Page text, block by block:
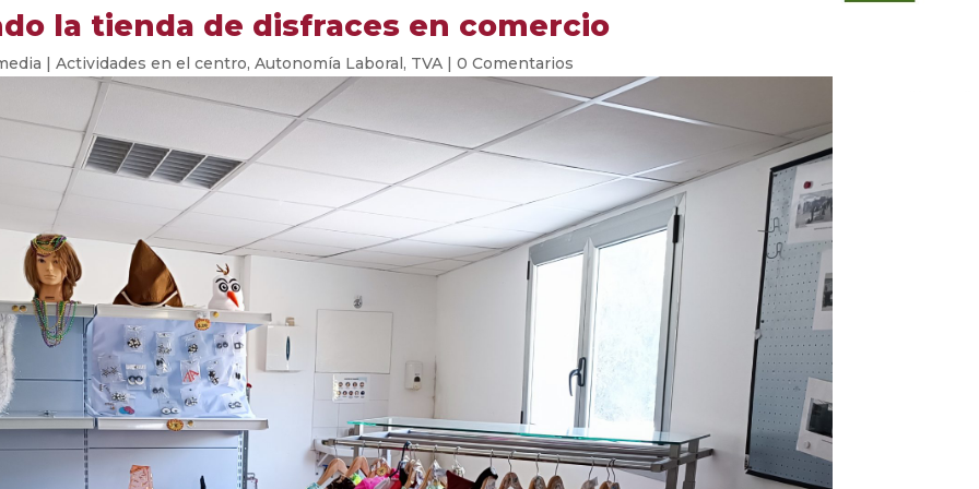
la tienda de disfraces en comercio
| Actividades en el centro, Autonomía Laboral, TVA| 0 Comentarios